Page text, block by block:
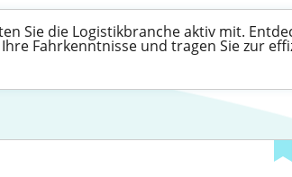
Sie die Logistikbranche aktiv mit.
Fahrkenntnisse und tragen Sie zur